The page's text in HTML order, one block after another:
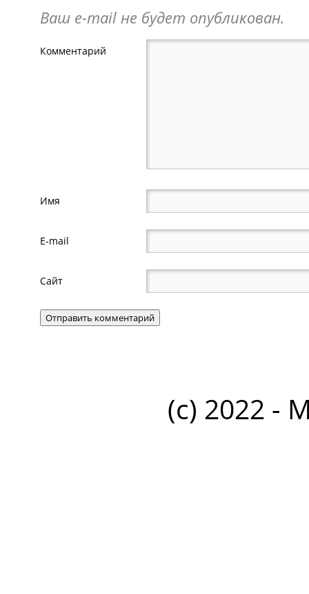
Ваш e-mail не будет опубликован.
Комментарий
Имя
E-mail
Сайт
(c) 2022 -